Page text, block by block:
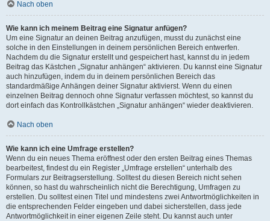
Nach oben
Wie kann ich meinem Beitrag eine Signatur anfügen?
Um eine Signatur an deinen Beitrag anzufügen, musst du zunächst eine
solche in den Einstellungen in deinem persönlichen Bereich entwerfen.
Nachdem du die Signatur erstellt und gespeichert hast, kannst du in jedem
Beitrag das Kästchen „Signatur anhängen“ aktivieren. Du kannst eine Signatur
auch hinzufügen, indem du in deinem persönlichen Bereich das
standardmäßige Anhängen deiner Signatur aktivierst. Wenn du einen
einzelnen Beitrag dennoch ohne Signatur verfassen möchtest, so kannst du
dort einfach das Kontrollkästchen „Signatur anhängen“ wieder deaktivieren.
Nach oben
Wie kann ich eine Umfrage erstellen?
Wenn du ein neues Thema eröffnest oder den ersten Beitrag eines Themas
bearbeitest, findest du ein Register „Umfrage erstellen“ unterhalb des
Formulars zur Beitragserstellung. Solltest du diesen Bereich nicht sehen
können, so hast du wahrscheinlich nicht die Berechtigung, Umfragen zu
erstellen. Du solltest einen Titel und mindestens zwei Antwortmöglichkeiten in
die entsprechenden Felder eingeben und dabei sicherstellen, dass jede
Antwortmöglichkeit in einer eigenen Zeile steht. Du kannst auch unter